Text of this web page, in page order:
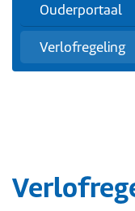
Ouderportaal
Verlofregeling